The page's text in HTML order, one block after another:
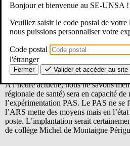
La séance commence par l’annonce
qui doit ouvrir un poste d’enseignant
moyens que l’on a déjà. En effet, en
d’accompagnement localisé) vont
d’appui à la scolarité). Cette injonction
supplémentaire accordé, ce sera bien
de classe supplémentaire.
A l’heure actuelle, nous ne savons
régionale de santé) sera en capacité
l’expérimentation PAS. Le PAS ne se
l’ARS mette des moyens mais en
poste. L’implantation serait
de collège Michel de Montaigne
Bonjour et bienvenue au SE-UNSA !
Veuillez saisir le code postal de
nous puissions personnaliser votre
Code postal
l'étranger
Fermer Valider et accéder au site